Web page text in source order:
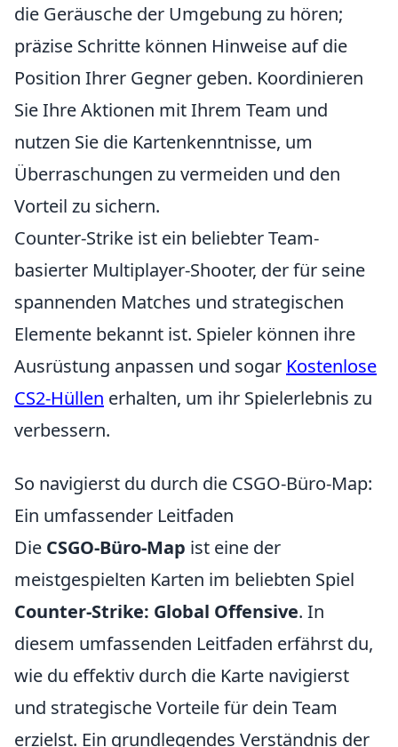
die Geräusche der Umgebung zu hören;
präzise Schritte können Hinweise auf die
Position Ihrer Gegner geben. Koordinieren
Sie Ihre Aktionen mit Ihrem Team und
nutzen Sie die Kartenkenntnisse, um
Überraschungen zu vermeiden und den
Vorteil zu sichern.
Counter-Strike ist ein beliebter Team-
basierter Multiplayer-Shooter, der für seine
spannenden Matches und strategischen
Elemente bekannt ist. Spieler können ihre
Ausrüstung anpassen und sogar Kostenlose
CS2-Hüllen erhalten, um ihr Spielerlebnis zu
verbessern.
So navigierst du durch die CSGO-Büro-Map:
Ein umfassender Leitfaden
Die CSGO-Büro-Map ist eine der
meistgespielten Karten im beliebten Spiel
Counter-Strike: Global Offensive. In
diesem umfassenden Leitfaden erfährst du,
wie du effektiv durch die Karte navigierst
und strategische Vorteile für dein Team
erzielst. Ein grundlegendes Verständnis der